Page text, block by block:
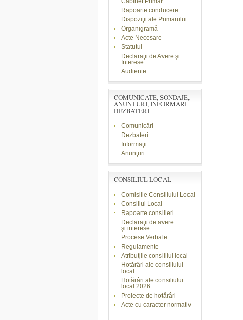
Rapoarte conducere
Dispoziţii ale Primarului
Organigramă
Acte Necesare
Statutul
Declaraţii de Avere şi
Interese
Audiente
COMUNICATE, SONDAJE,
ANUNTURI, INFORMARI
DEZBATERI
Comunicări
Dezbateri
Informaţii
Anunţuri
CONSILIUL LOCAL
Comisiile Consiliului Local
Consiliul Local
Rapoarte consilieri
Declaraţii de avere
şi interese
Procese Verbale
Regulamente
Atribuţiile consililui local
Hotărâri ale consiliului
local
Hotărâri ale consiliului
local 2026
Proiecte de hotărâri
Acte cu caracter normativ